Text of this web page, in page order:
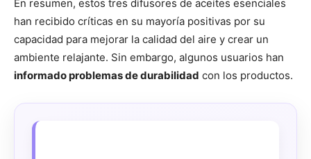
En resumen, estos tres difusores de aceites esenciales
han recibido críticas en su mayoría positivas por su
capacidad para mejorar la calidad del aire y crear un
ambiente relajante. Sin embargo, algunos usuarios han
informado problemas de durabilidad con los productos.